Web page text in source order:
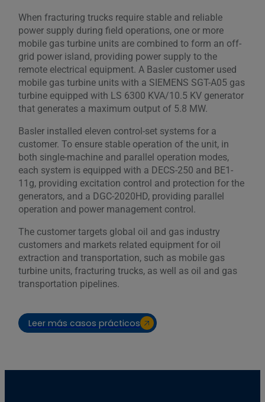
When fracturing trucks require stable and reliable
power supply during field operations, one or more
mobile gas turbine units are combined to form an off-
grid power island, providing power supply to the
remote electrical equipment. A Basler customer used
mobile gas turbine units with a SIEMENS SGT-A05 gas
turbine equipped with LS 6300 KVA/10.5 KV generator
that generates a maximum output of 5.8 MW.
Basler installed eleven control-set systems for a
customer. To ensure stable operation of the unit, in
both single-machine and parallel operation modes,
each system is equipped with a DECS-250 and BE1-
11g, providing excitation control and protection for the
generators, and a DGC-2020HD, providing parallel
operation and power management control.
The customer targets global oil and gas industry
customers and markets related equipment for oil
extraction and transportation, such as mobile gas
turbine units, fracturing trucks, as well as oil and gas
transportation pipelines.
Leer más casos prácticos